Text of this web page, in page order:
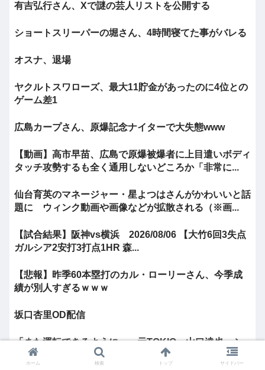
有吉弘行さん、Xで謎の芸人リストを公開する
ショートスリーパーの堀さん、4時間寝てた事がバレる
オスナ、退場
ヤクルトスワローズ、最大11貯金があったのに4位との
ゲーム差1
広島カープさん、原爆記念ナイターで大失態www
【動画】高市早苗、広島で原爆被爆者に上目遣いボディ
タッチ攻勢するも全く通用しないどころか「非常に...
仙台育英のマネージャー・星よつはさんがかわいいと話
題に ウィンク動画や画像などが拡散される（※画...
【試合結果】阪神vs横浜 2026/08/06 【大竹6回3失点
ガルシア2安打3打点1HR 森...
【悲報】昨季60本塁打のカル・ローリーさん、今季成
績が別人すぎるｗｗｗ
坂口杏里OD配信
「また運転できるように…」元TOKIO・山口達也、シ
ェアカー運転&ギター演奏姿にファン感動
ホーム 検索 トップ サイドバー